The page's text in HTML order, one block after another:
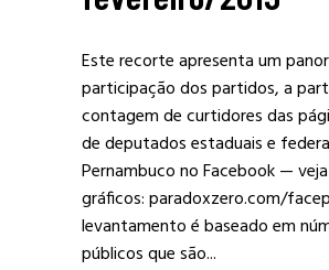
Este recorte apresenta um
participação dos partidos, a
contagem de curtidores das
de deputados estaduais e
Pernambuco no Facebook —
gráficos: paradoxzero.com/
levantamento é baseado em
públicos que são...